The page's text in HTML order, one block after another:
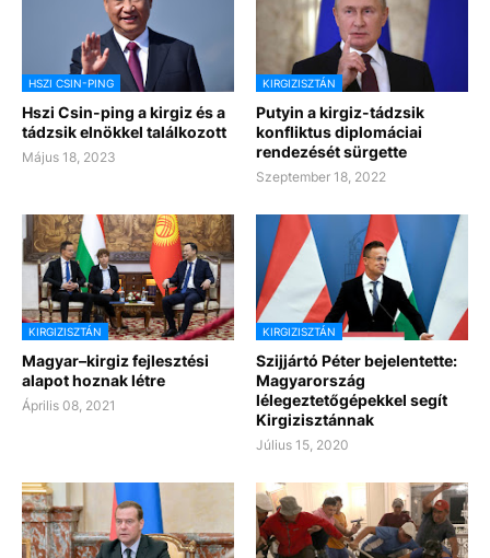
HSZI CSIN-PING
Hszi Csin-ping a kirgiz és a
tádzsik elnökkel találkozott
Május 18, 2023
KIRGIZISZTÁN
Putyin a kirgiz-tádzsik
konfliktus diplomáciai
rendezését sürgette
Szeptember 18, 2022
KIRGIZISZTÁN
Magyar–kirgiz fejlesztési
alapot hoznak létre
Április 08, 2021
KIRGIZISZTÁN
Szijjártó Péter bejelentette:
Magyarország
lélegeztetőgépekkel segít
Kirgizisztánnak
Július 15, 2020